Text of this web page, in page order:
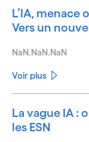
L’IA, menace
Vers un
NaN.NaN.NaN
Voir plus
La vague IA :
les ESN